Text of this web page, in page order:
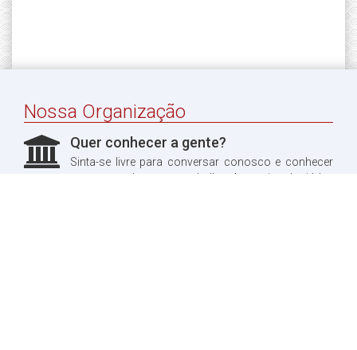
Nossa Organização
Quer conhecer a gente?
Sinta-se livre para conversar conosco e conhecer
um pouco do nosso trabalho. Aproveitando, já leu